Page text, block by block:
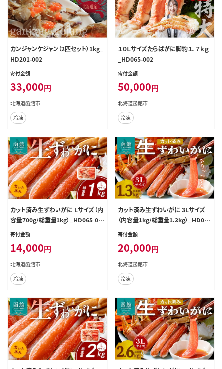
カンジャンケジャン（2匹セット）1kg_
HD201-002
寄付金額
33,000円
北海道函館市
冷凍
１０Ｌサイズたらばがに脚約１．７ｋｇ
_HD065-002
寄付金額
50,000円
北海道函館市
冷凍
カット済み生ずわいがに Lサイズ（内
容量700g/総重量1kg）_HD065-01
0
寄付金額
14,000円
北海道函館市
冷凍
カット済み生ずわいがに 3Lサイズ
（内容量1kg/総重量1.3kg）_HD065
-008
寄付金額
20,000円
北海道函館市
冷凍